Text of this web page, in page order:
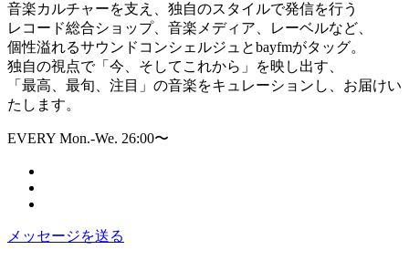
音楽カルチャーを支え、独自のスタイルで発信を行う
レコード総合ショップ、音楽メディア、レーベルなど、
個性溢れるサウンドコンシェルジュとbayfmがタッグ。
独自の視点で「今、そしてこれから」を映し出す、
「最高、最旬、注目」の音楽をキュレーションし、お届けい
たします。
EVERY Mon.-We. 26:00〜
メッセージを送る